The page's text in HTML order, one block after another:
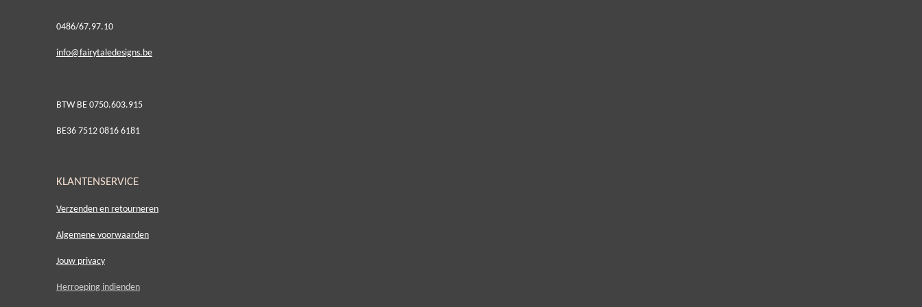
0486/67.97.10
info@fairytaledesigns.be
BTW BE 0750.603.915
BE36 7512 0816 6181
KLANTENSERVICE
Verzenden en retourneren
Algemene voorwaarden
Jouw privacy
Herroeping indienden